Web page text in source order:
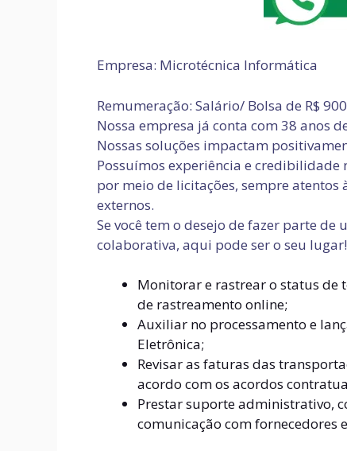
Empresa: Microtécnica Informática
Remumeração: Salário/ Bolsa de R$
Nossa empresa já conta com 38 anos
Nossas soluções impactam
Possuímos experiência e
por meio de licitações, sempre atentos
externos.
Se você tem o desejo de fazer parte
colaborativa, aqui pode ser o seu lugar!
Monitorar e rastrear o status de
de rastreamento online;
Auxiliar no processamento e
Eletrônica;
Revisar as faturas das
acordo com os acordos
Prestar suporte administrativo,
comunicação com fornecedores